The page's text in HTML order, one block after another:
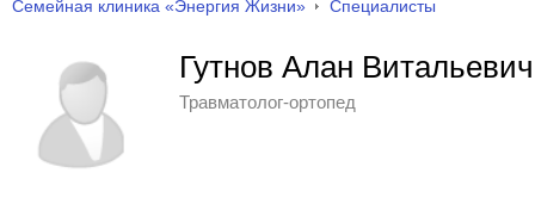
Семейная клиника «Энергия Жизни» Специалисты
Гутнов Алан Витальевич
Травматолог-ортопед